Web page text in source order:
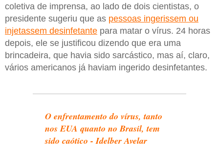
coletiva de imprensa, ao lado de dois cientistas, o
presidente sugeriu que as pessoas ingerissem ou
injetassem desinfetante para matar o vírus. 24 horas
depois, ele se justificou dizendo que era uma
brincadeira, que havia sido sarcástico, mas aí, claro,
vários americanos já haviam ingerido desinfetantes.
O enfrentamento do vírus, tanto
nos EUA quanto no Brasil, tem
sido caótico - Idelber Avelar